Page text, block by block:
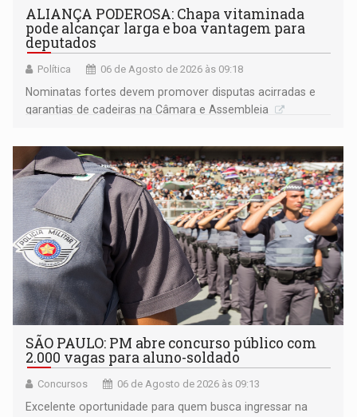
ALIANÇA PODEROSA: Chapa vitaminada
pode alcançar larga e boa vantagem para
deputados
Política 06 de Agosto de 2026 às 09:18
Nominatas fortes devem promover disputas acirradas e
garantias de cadeiras na Câmara e Assembleia
SÃO PAULO: PM abre concurso público com
2.000 vagas para aluno-soldado
Concursos 06 de Agosto de 2026 às 09:13
Excelente oportunidade para quem busca ingressar na